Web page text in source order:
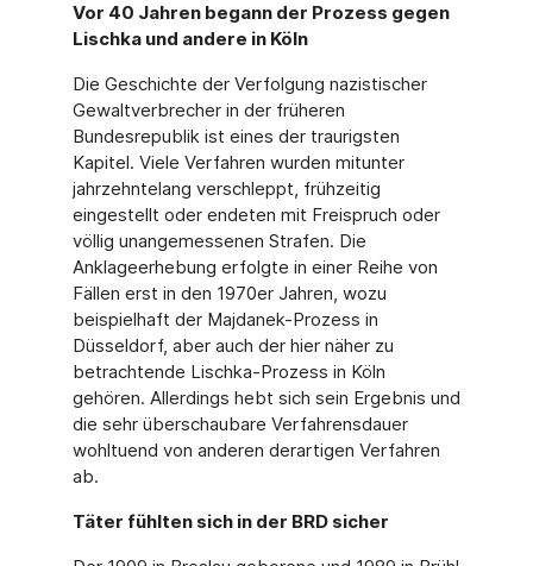
Vor 40 Jahren begann der Prozess gegen
Lischka und andere in Köln
Die Geschichte der Verfolgung nazistischer
Gewaltverbrecher in der früheren
Bundesrepublik ist eines der traurigsten
Kapitel. Viele Verfahren wurden mitunter
jahrzehntelang verschleppt, frühzeitig
eingestellt oder endeten mit Freispruch oder
völlig unangemessenen Strafen. Die
Anklageerhebung erfolgte in einer Reihe von
Fällen erst in den 1970er Jahren, wozu
beispielhaft der Majdanek-Prozess in
Düsseldorf, aber auch der hier näher zu
betrachtende Lischka-Prozess in Köln
gehören. Allerdings hebt sich sein Ergebnis und
die sehr überschaubare Verfahrensdauer
wohltuend von anderen derartigen Verfahren
ab.
Täter fühlten sich in der BRD sicher